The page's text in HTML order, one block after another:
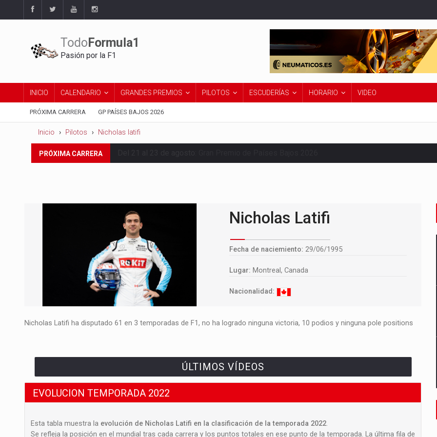
Todo Formula1
Pasión por la F1
INICIO CALENDARIO GRANDES PREMIOS PILOTOS ESCUDERÍAS HORARIO VIDEO
PRÓXIMA CARRERA GP PAÍSES BAJOS 2026
Inicio Pilotos Nicholas latifi
PRÓXIMA CARRERA
Nicholas Latifi
Fecha de naciemiento: 29/06/1995
Lugar: Montreal, Canada
Nacionalidad:
Nicholas Latifi ha disputado 61 en 3 temporadas de F1, no ha logrado ninguna victoria, 10 podios y ninguna pole positions
ÚLTIMOS VÍDEOS
EVOLUCION TEMPORADA 2022
Esta tabla muestra la evolución de Nicholas Latifi en la clasificación de la temporada 2022.
Se refleja la posición en el mundial tras cada carrera y los puntos totales en ese punto de la temporada. La última fila de